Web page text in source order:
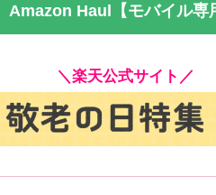
Amazon Haul【モバイル専
＼楽天公式サイト／